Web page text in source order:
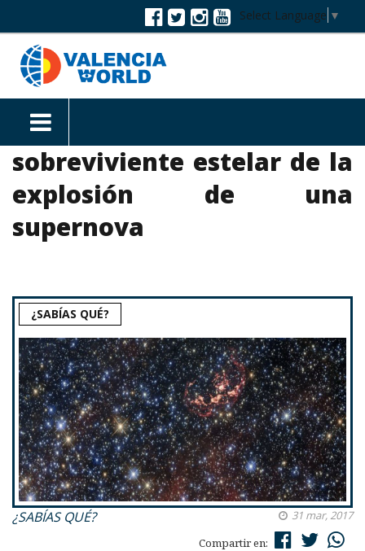
Select Language ▼
sobreviviente estelar de la
explosión de una
supernova
¿SABÍAS QUÉ?
¿SABÍAS QUÉ?
31 mar, 2017
Compartir en: